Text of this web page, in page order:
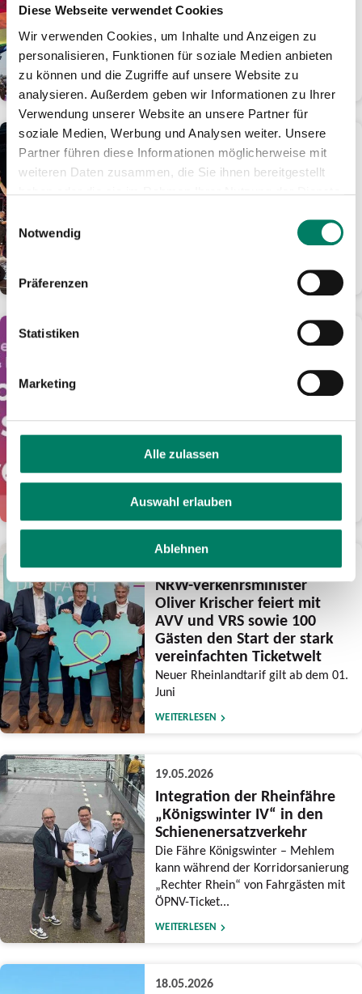
Diese Webseite verwendet Cookies
Wir verwenden Cookies, um Inhalte und Anzeigen zu
personalisieren, Funktionen für soziale Medien anbieten
zu können und die Zugriffe auf unsere Website zu
analysieren. Außerdem geben wir Informationen zu Ihrer
Verwendung unserer Website an unsere Partner für
soziale Medien, Werbung und Analysen weiter. Unsere
Partner führen diese Informationen möglicherweise mit
weiteren Daten zusammen, die Sie ihnen bereitgestellt
Einwilligungsauswahl
Notwendig
Präferenzen
Statistiken
Marketing
Alle zulassen
Auswahl erlauben
Ablehnen
Tage für nur 24 Euro im
Ticket-Angebot ist online oder als
Handyticket erhältlich
01.06.2026
KöllePally lässt den
Tanzbrunnen eskalieren:
Ausbilder Schmidt und Laurin
frühsommerliche Fahrten
Aktion ihre Tarifreformen und wollen
den Luftlinientarif noch bekannter
machen
WEITERLESEN
NRW-Verkehrsminister
Oliver Krischer feiert mit
AVV und VRS sowie 100
Gästen den Start der stark
vereinfachten Ticketwelt
Neuer Rheinlandtarif gilt ab dem 01.
Juni
WEITERLESEN
19.05.2026
Integration der Rheinfähre
„Königswinter IV“ in den
Schienenersatzverkehr
Die Fähre Königswinter – Mehlem
kann während der Korridorsanierung
„Rechter Rhein“ von Fahrgästen mit
ÖPNV-Ticket...
WEITERLESEN
18.05.2026